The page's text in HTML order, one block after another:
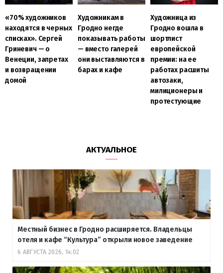
«70% художников
находятся в черных
списках». Сергей
Гриневич — о
Венеции, запретах
и возвращении
домой
Художникам в
Гродно негде
показывать работы
— вместо галерей
они выставляются в
барах и кафе
Художница из
Гродно вошла в
шортлист
европейской
премии: на ее
работах расшиты
автозаки,
милиционеры и
протестующие
АКТУАЛЬНОЕ
Местный бизнес в Гродно расширяется. Владельцы
отеля и кафе “Культура” открыли новое заведение
6 АВГУСТА 2026, 14:02